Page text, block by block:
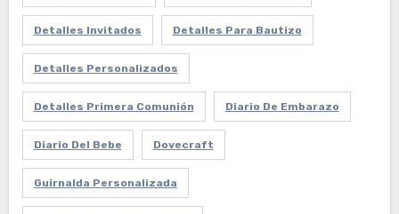
Detalles Invitados Detalles Para Bautizo
Detalles Personalizados
Detalles Primera Comunión Diario De Embarazo
Diario Del Bebe Dovecraft
Guirnalda Personalizada